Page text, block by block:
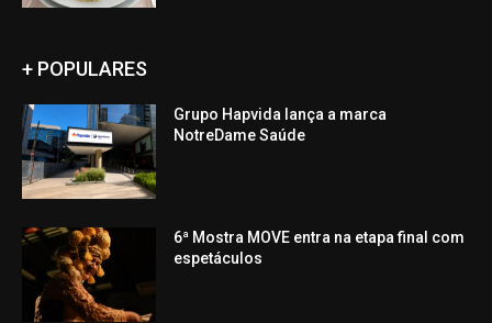
+ POPULARES
Grupo Hapvida lança a marca
NotreDame Saúde
6ª Mostra MOVE entra na etapa final com
espetáculos